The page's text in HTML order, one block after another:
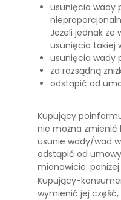
usunięcia wady
Jeżeli jednak ze
usunięcia takiej
usunięcia wady
za rozsądną
odstąpić od
Kupujący
nie można zmienić
usunie wady/wad
odstąpić od
mianowicie. poniżej.
Kupujący-
wymienić jej